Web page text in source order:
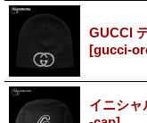
GUCCI
[gucci-
イニシ